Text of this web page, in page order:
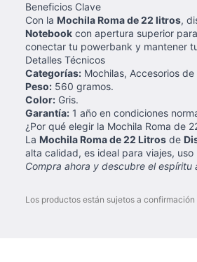
Beneficios Clave
Con la Mochila Roma de 22 litros,
Notebook con apertura superior
conectar tu powerbank y mantener
Detalles Técnicos
Categorías: Mochilas, Accesorios
Peso: 560 gramos.
Color: Gris.
Garantía: 1 año en condiciones
¿Por qué elegir la Mochila Roma de
La Mochila Roma de 22 Litros de
alta calidad, es ideal para viajes,
Compra ahora y descubre el
Los productos están sujetos a